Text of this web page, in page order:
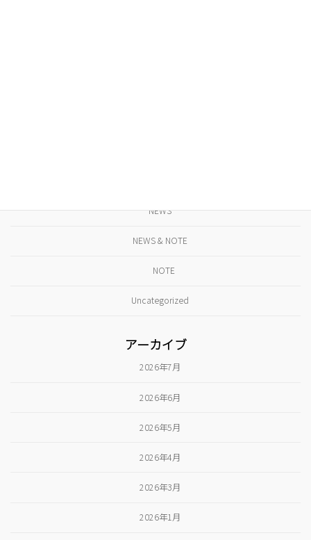
NEWS
NEWS & NOTE
NOTE
Uncategorized
アーカイブ
2026年7月
2026年6月
2026年5月
2026年4月
2026年3月
2026年1月